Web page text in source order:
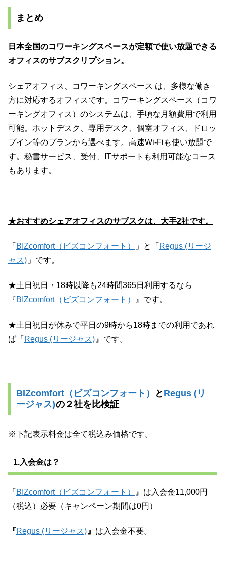
まとめ
日本全国のコワーキングスペースが定額で使い放題できる
オフィスのサブスクリプション。
シェアオフィス、コワーキングスペース は、多様な働き
方に対応するオフィスです。コワーキングスペース（コワ
ーキングオフィス）のシステムは、手頃な月額費用で利用
可能。ホットデスク、専用デスク、個室オフィス、ドロッ
プイン等のプランから選べます。高速Wi-Fiも使い放題で
す。秘書サービス、受付、ITサポートも利用可能なコース
もあります。
★おすすめシェアオフィスのサブスクは、大手2社です。
「 BIZcomfort（ビズコンフォート） 」と「 Regus (リージ
ャス) 」です。
★土日祝日・18時以降も24時間365日利用するなら
『BIZcomfort（ビズコンフォート） 』です。
★土日祝日が休みで平日の9時から18時までの利用であれ
ば『Regus (リージャス) 』です。
BIZcomfort（ビズコンフォート） と Regus (リ
ージャス)の２社を比検証
※下記表示料金は全て税込み価格です。
1.入会金は？
『BIZcomfort（ビズコンフォート）
』は入会金11,000円
（税込）必要（キャンペーン期間は0円）
『Regus (リージャス) 』 は入会金不要。